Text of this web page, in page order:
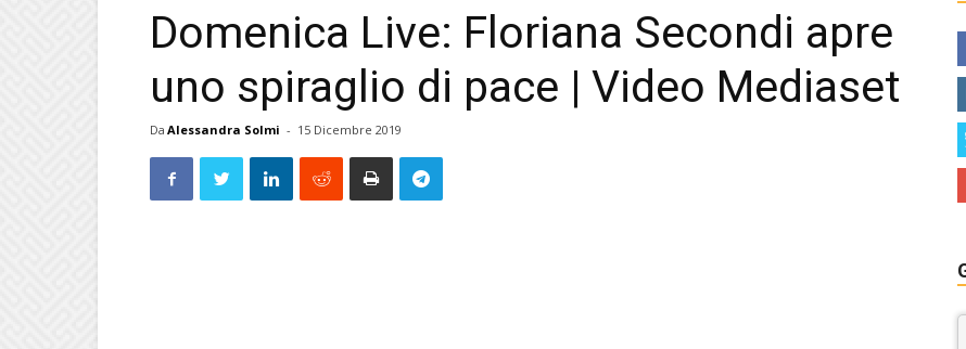
Domenica Live: Floriana Secondi apre
uno spiraglio di pace | Video Mediaset
Da Alessandra Solmi - 15 Dicembre 2019